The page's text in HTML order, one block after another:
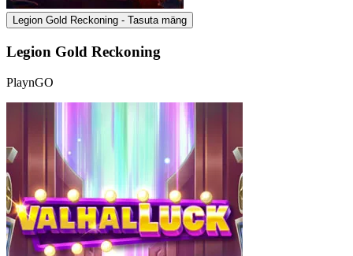
Legion Gold Reckoning - Tasuta mäng
Legion Gold Reckoning
PlaynGO